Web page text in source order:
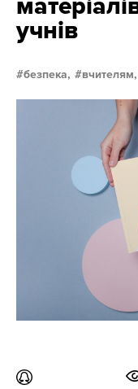
учнів
безпека, вчителям,